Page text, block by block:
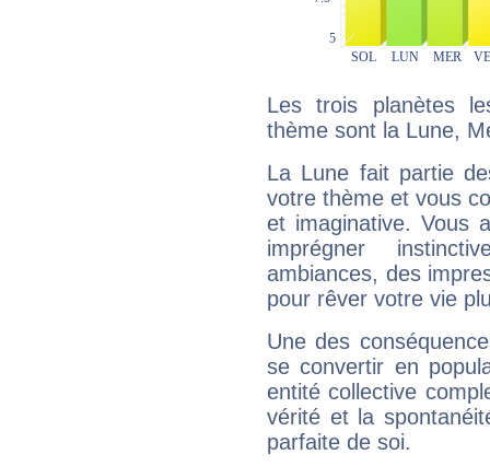
Les trois planètes
thème sont la Lune,
La Lune fait partie
votre thème et vous
et imaginative. Vous
imprégner
ambiances, des
pour rêver votre vie
Une des
se convertir en
entité collective
vérité et la
parfaite de soi.